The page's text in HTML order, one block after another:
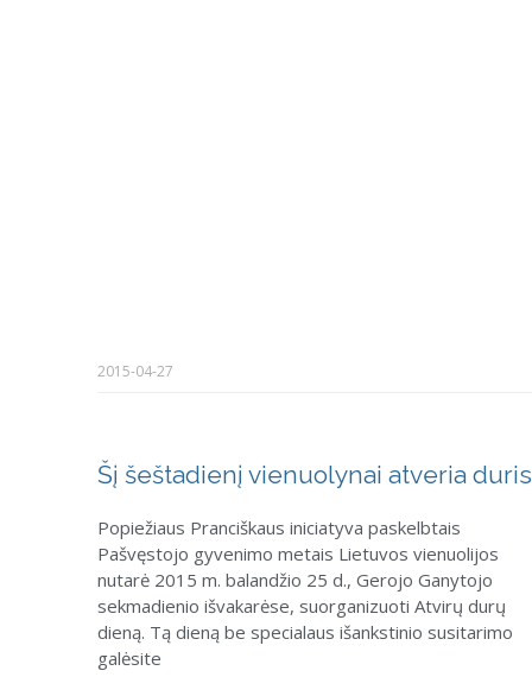
2015-04-27
Šį šeštadienį vienuolynai atveria duris
Popiežiaus Pranciškaus iniciatyva paskelbtais
Pašvęstojo gyvenimo metais Lietuvos vienuolijos
nutarė 2015 m. balandžio 25 d., Gerojo Ganytojo
sekmadienio išvakarėse, suorganizuoti Atvirų durų
dieną. Tą dieną be specialaus išankstinio susitarimo
galėsite